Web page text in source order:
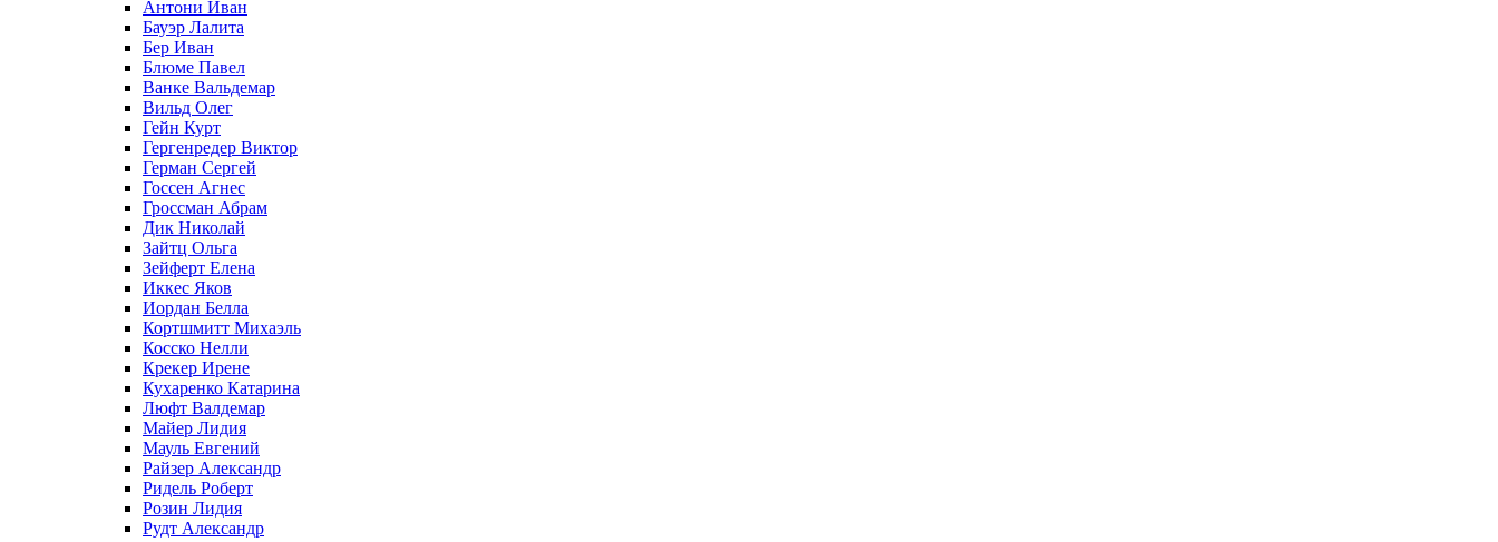
Антони Иван
Бауэр Лалита
Бер Иван
Блюме Павел
Ванке Вальдемар
Вильд Олег
Гейн Курт
Гергенредер Виктор
Герман Сергей
Госсен Агнес
Гроссман Абрам
Дик Николай
Зайтц Ольга
Зейферт Елена
Иккес Яков
Иордан Белла
Кортшмитт Михаэль
Косско Нелли
Крекер Ирене
Кухаренко Катарина
Люфт Валдемaр
Майер Лидия
Мауль Евгений
Райзер Александр
Ридель Роберт
Розин Лидия
Рудт Александр